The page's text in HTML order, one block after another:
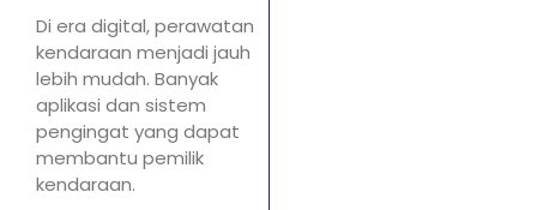
Di era digital, perawatan
kendaraan menjadi jauh
lebih mudah. Banyak
aplikasi dan sistem
pengingat yang dapat
membantu pemilik
kendaraan.